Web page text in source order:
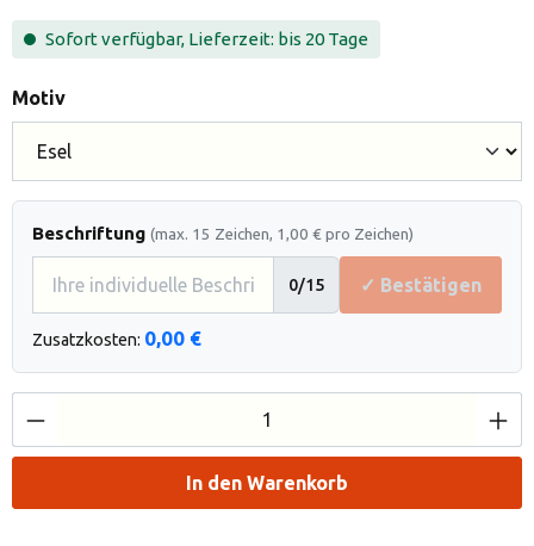
Sofort verfügbar, Lieferzeit: bis 20 Tage
Motivauswählen
Beschriftung (max. 15 Zeichen, 1,00 € pro Zeichen)
0/15 ✓ Bestätigen
Zusatzkosten: 0,00 €
Produkt Anzahl: Gib den gewünschten
In den Warenkorb